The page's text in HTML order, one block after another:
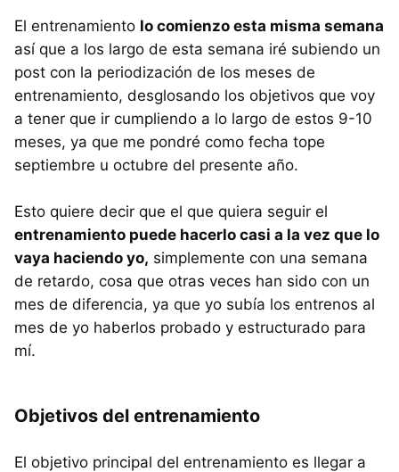
El entrenamiento lo comienzo esta misma semana
así que a los largo de esta semana iré subiendo un
post con la periodización de los meses de
entrenamiento, desglosando los objetivos que voy
a tener que ir cumpliendo a lo largo de estos 9-10
meses, ya que me pondré como fecha tope
septiembre u octubre del presente año.
Esto quiere decir que el que quiera seguir el
entrenamiento puede hacerlo casi a la vez que lo
vaya haciendo yo, simplemente con una semana
de retardo, cosa que otras veces han sido con un
mes de diferencia, ya que yo subía los entrenos al
mes de yo haberlos probado y estructurado para
mí.
Objetivos del entrenamiento
El objetivo principal del entrenamiento es llegar a